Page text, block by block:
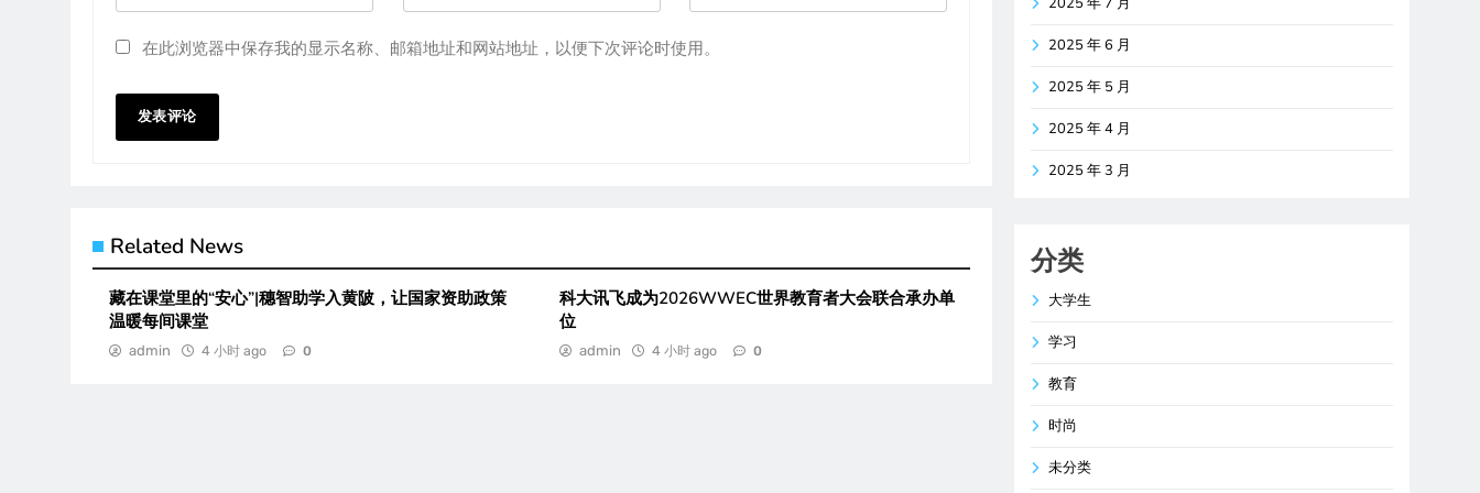
在此浏览器中保存我的显示名称、邮箱地址和网站地址，以便下次评论时使用。
Related News
藏在课堂里的“安心”|穗智助学入黄陂，让国家资助政策
温暖每间课堂
admin 4 小时 ago 0
科大讯飞成为2026WWEC世界教育者大会联合承办单
位
admin 4 小时 ago 0
2025 年 6 月
2025 年 5 月
2025 年 4 月
2025 年 3 月
分类
大学生
学习
教育
时尚
未分类